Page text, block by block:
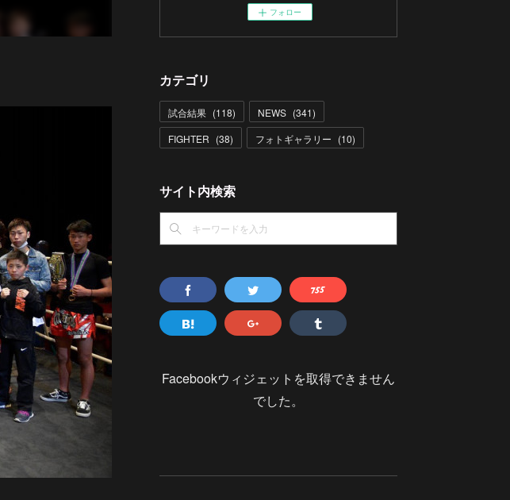
フォロー
カテゴリ
試合結果 (118) NEWS (341)
FIGHTER (38) フォトギャラリー (10)
サイト内検索
Facebookウィジェットを取得できません
でした。